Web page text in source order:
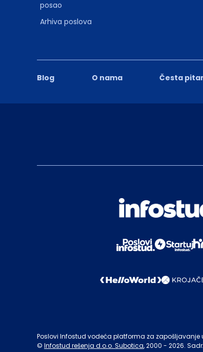
Blog O nama Česta
posao
Arhiva poslova
Poslovi Infostud vodeća platforma za zapošljavanje
© Infostud rešenja d.o.o. Subotica, 2000 - 2026.